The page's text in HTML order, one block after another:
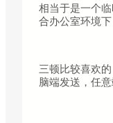
相当于是一个
合办公室环境下
三顿比较喜欢
脑端发送，任意